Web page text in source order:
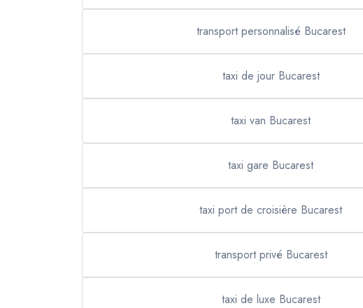
transport personnalisé Bucarest
taxi de jour Bucarest
taxi van Bucarest
taxi gare Bucarest
taxi port de croisière Bucarest
transport privé Bucarest
taxi de luxe Bucarest